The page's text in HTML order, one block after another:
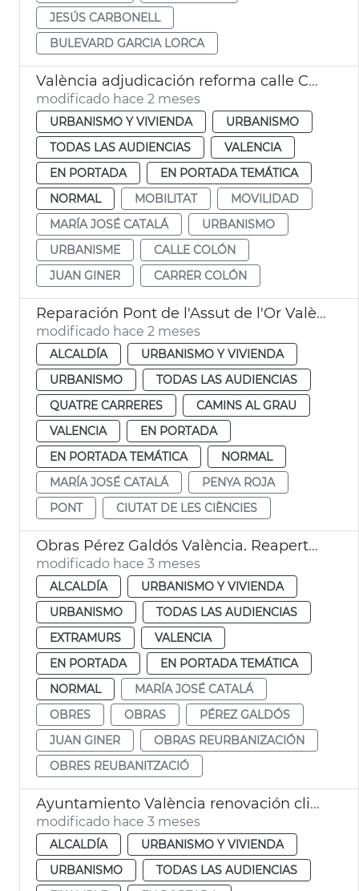
JESÚS CARBONELL
BULEVARD GARCIA LORCA
València adjudicación reforma calle Colón
modificado hace 2 meses
URBANISMO Y VIVIENDA
URBANISMO
TODAS LAS AUDIENCIAS
VALENCIA
EN PORTADA
EN PORTADA TEMÁTICA
NORMAL
MOBILITAT
MOVILIDAD
MARÍA JOSÉ CATALÁ
URBANISMO
URBANISME
CALLE COLÓN
JUAN GINER
CARRER COLÓN
Reparación Pont de l'Assut de l'Or València
modificado hace 2 meses
ALCALDÍA
URBANISMO Y VIVIENDA
URBANISMO
TODAS LAS AUDIENCIAS
QUATRE CARRERES
CAMINS AL GRAU
VALENCIA
EN PORTADA
EN PORTADA TEMÁTICA
NORMAL
MARÍA JOSÉ CATALÁ
PENYA ROJA
PONT
CIUTAT DE LES CIÈNCIES
Obras Pérez Galdós València. Reapertura
modificado hace 3 meses
ALCALDÍA
URBANISMO Y VIVIENDA
URBANISMO
TODAS LAS AUDIENCIAS
EXTRAMURS
VALENCIA
EN PORTADA
EN PORTADA TEMÁTICA
NORMAL
MARÍA JOSÉ CATALÁ
OBRES
OBRAS
PÉREZ GALDÓS
JUAN GINER
OBRAS REURBANIZACIÓN
OBRES REUBANITZACIÓ
Ayuntamiento València renovación climatitzación Mercado de Colón
modificado hace 3 meses
ALCALDÍA
URBANISMO Y VIVIENDA
URBANISMO
TODAS LAS AUDIENCIAS